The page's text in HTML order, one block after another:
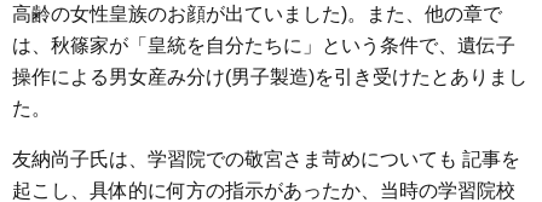
高齢の女性皇族のお顔が出ていました)。また、他の章で
は、秋篠家が「皇統を自分たちに」という条件で、遺伝子
操作による男女産み分け(男子製造)を引き受けたとありまし
た。
友納尚子氏は、学習院での敬宮さま苛めについても 記事を
起こし、具体的に何方の指示があったか、当時の学習院校